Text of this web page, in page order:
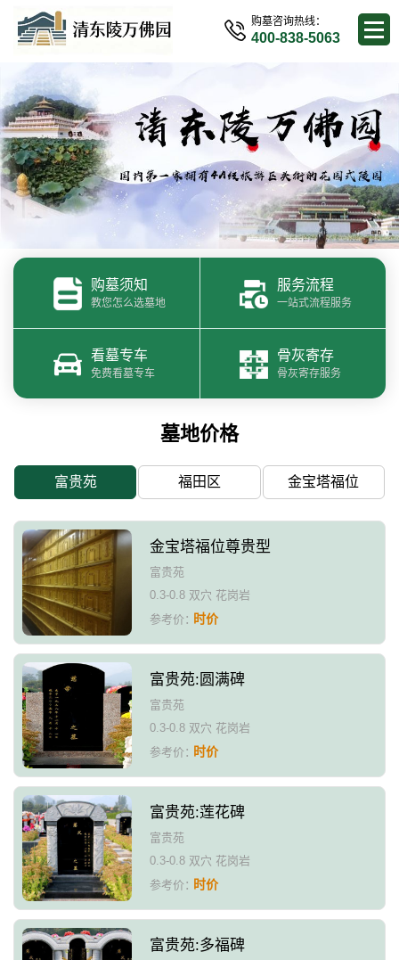
购墓咨询热线：
400-838-5063
购墓须知
教您怎么选墓地
服务流程
一站式流程服务
看墓专车
免费看墓专车
骨灰寄存
骨灰寄存服务
墓地价格
富贵苑 福田区 金宝塔福位
金宝塔福位尊贵型
富贵苑
0.3-0.8 双穴 花岗岩
参考价：时价
富贵苑:圆满碑
富贵苑
0.3-0.8 双穴 花岗岩
参考价：时价
富贵苑:莲花碑
富贵苑
0.3-0.8 双穴 花岗岩
参考价：时价
富贵苑:多福碑